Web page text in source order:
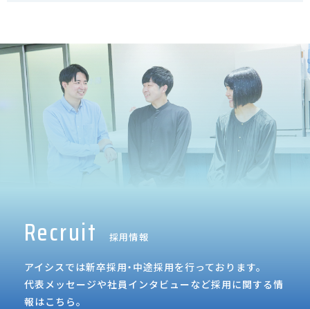
Recruit 採用情報
アイシスでは新卒採用・中途採用を行っております。
代表メッセージや社員インタビューなど採用に関する情
報はこちら。